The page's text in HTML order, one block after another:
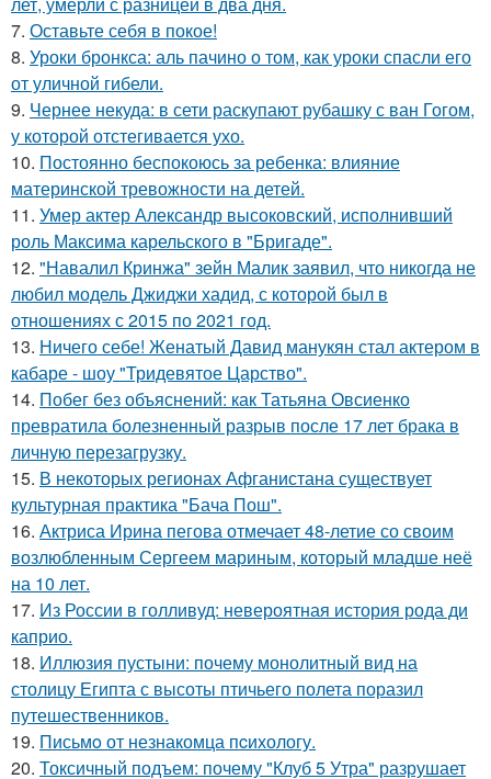
7. Оставьте себя в покое!
8. Уроки бронкса: аль пачино о том, как уроки спасли его
от уличной гибели.
9. Чернее некуда: в сети раскупают рубашку с ван Гогом,
у которой отстегивается ухо.
10. Постоянно беспокоюсь за ребенка: влияние
материнской тревожности на детей.
11. Умер актер Александр высоковский, исполнивший
роль Максима карельского в "Бригаде".
12. "Навалил Кринжа" зейн Малик заявил, что никогда не
любил модель Джиджи хадид, с которой был в
отношениях с 2015 по 2021 год.
13. Ничего себе! Женатый Давид манукян стал актером в
кабаре - шоу "Тридевятое Царство".
14. Побег без объяснений: как Татьяна Овсиенко
превратила болезненный разрыв после 17 лет брака в
личную перезагрузку.
15. В некоторых регионах Афганистана существует
культурная практика "Бача Пош".
16. Актриса Ирина пегова отмечает 48-летие со своим
возлюбленным Сергеем мариным, который младше неё
на 10 лет.
17. Из России в голливуд: невероятная история рода ди
каприо.
18. Иллюзия пустыни: почему монолитный вид на
столицу Египта с высоты птичьего полета поразил
путешественников.
19. Письмo от незнакомца пcихологу.
20. Токсичный подъем: почему "Клуб 5 Утра" разрушает